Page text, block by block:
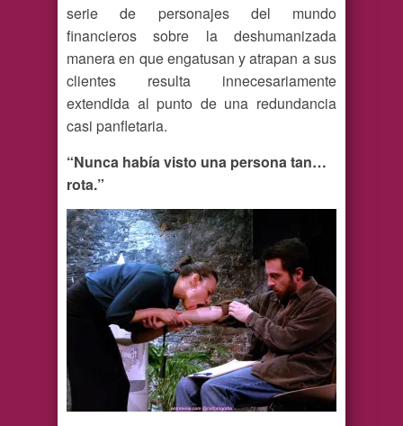
serie de personajes del mundo
financieros sobre la deshumanizada
manera en que engatusan y atrapan a sus
clientes resulta innecesariamente
extendida al punto de una redundancia
casi panfletaria.
“Nunca había visto una persona tan…
rota.”